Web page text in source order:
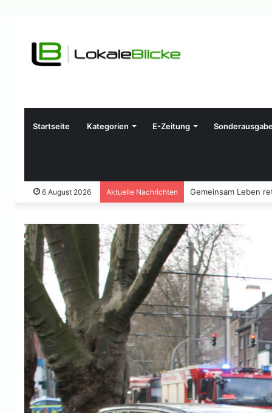
Startseite Kategorien E-Zeitung
6 August 2026 Aktuelle Nachrichten Gemeinsam Leben